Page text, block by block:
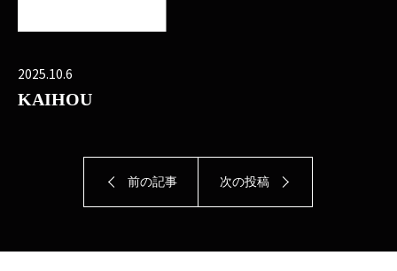
2025.10.6
KAIHOU
次の投稿
前の記事